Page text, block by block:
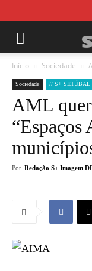
Início Sociedade
Sociedade // S+ SETÚBAL
AML
Por Redação S+ Imagem